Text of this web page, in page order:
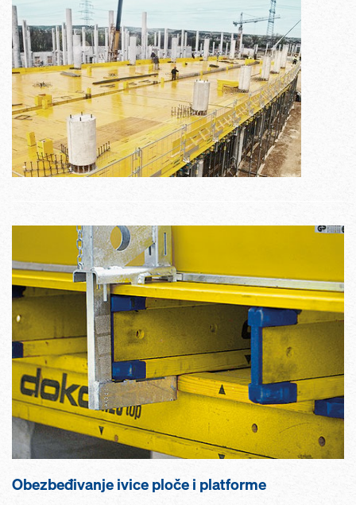
Obezbeđivanje ivice ploče i platforme